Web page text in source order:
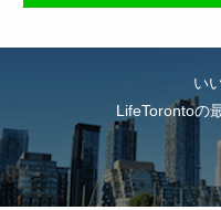
い
LifeTorontoの